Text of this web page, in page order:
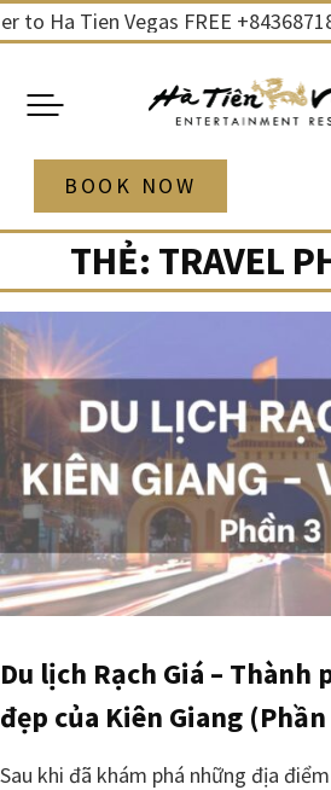
Skip
content
to Ha Tien Vegas FREE
BOOK NOW
THẺ: TRAVEL
Du lịch Rạch Giá – Thành
đẹp của Kiên Giang
Sau khi đã khám phá những địa